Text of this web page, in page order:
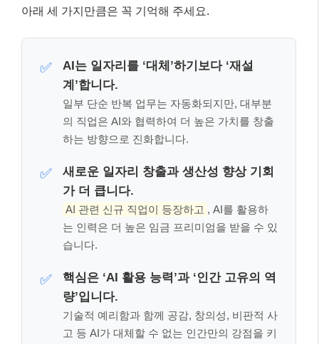
가 더 큽니다.
습니다.
핵심은 ‘AI 활용 능력’과 ‘인간 고유의 역
량’입니다.
기술적 예리함과 함께 공감, 창의성, 비판적 사
워야 합니다.
AI 시대, 우리가 갖춰야 할 핵심 역량
AI 시대에 살아남는 것을 넘어
되기 위해서는 AI를 도구로 활용하고 인간 고유의 능력
을 극대화하는 ‘하이브리드 인재’가 되어야 합니다. 엔